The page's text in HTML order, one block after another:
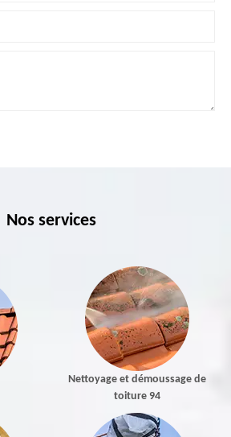
Nos services
Nettoyage et démoussage de
toiture 94